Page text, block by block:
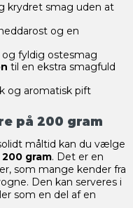
krydret smag uden at
og en
fyldig ostesmag
til en ekstra smagfuld
og aromatisk pift
på 200 gram
måltid kan du vælge
gram. Det er en
som mange kender fra
Den kan serveres i
som en del af en